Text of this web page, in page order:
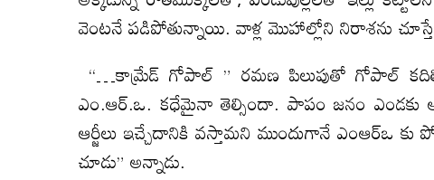
వెంటనే పడిపోతున్నాయి. వాళ్ల మొహాల్లోని నిరాశను
“…కామ్రేడ్ గోపాల్ ” రమణ పిలుపుతో గోపాల్
ఎం.ఆర్.ఒ. కధేమైనా తెల్సిందా. పాపం జనం
ఆర్జీలు ఇచ్చేదానికి వస్తామని ముందుగానే ఎంఆర్ఒ
చూడు” అన్నాడు.